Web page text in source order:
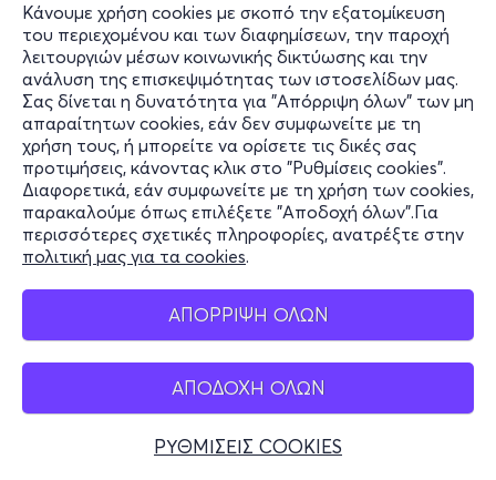
Κάνουμε χρήση cookies με σκοπό την εξατομίκευση
του περιεχομένου και των διαφημίσεων, την παροχή
λειτουργιών μέσων κοινωνικής δικτύωσης και την
ανάλυση της επισκεψιμότητας των ιστοσελίδων μας.
Σας δίνεται η δυνατότητα για "Απόρριψη όλων" των μη
απαραίτητων cookies, εάν δεν συμφωνείτε με τη
χρήση τους, ή μπορείτε να ορίσετε τις δικές σας
προτιμήσεις, κάνοντας κλικ στο "Ρυθμίσεις cookies".
Διαφορετικά, εάν συμφωνείτε με τη χρήση των cookies,
παρακαλούμε όπως επιλέξετε "Αποδοχή όλων".Για
περισσότερες σχετικές πληροφορίες, ανατρέξτε στην
πολιτική μας για τα cookies.
ΑΠΟΡΡΙΨΗ ΟΛΩΝ
ΑΠΟΔΟΧΗ ΟΛΩΝ
ΡΥΘΜΙΣΕΙΣ COOKIES